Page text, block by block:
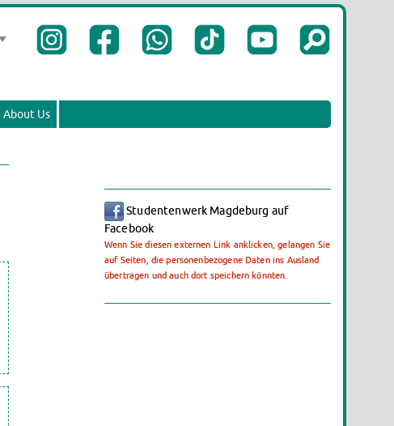
About Us
Studentenwerk Magdeburg auf
Facebook
Wenn Sie diesen externen Link anklicken, gelangen Sie
auf Seiten, die personenbezogene Daten ins Ausland
übertragen und auch dort speichern könnten.